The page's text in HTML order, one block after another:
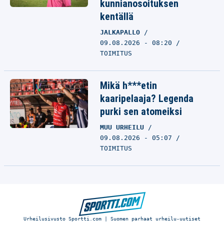
kunnianosoituksen
kentällä
JALKAPALLO
09.08.2026 - 08:20
TOIMITUS
Mikä h***etin
kaaripelaaja? Legenda
purki sen atomeiksi
MUU URHEILU
09.08.2026 - 05:07
TOIMITUS
Urheilusivusto Sportti.com | Suomen parhaat urheilu-uutiset